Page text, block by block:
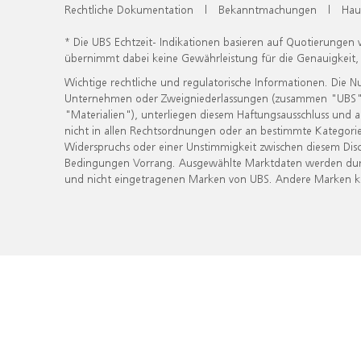
Rechtliche Dokumentation | Bekanntmachungen |
* Die UBS Echtzeit- Indikationen basieren auf
übernimmt dabei keine Gewährleistung für die
Wichtige rechtliche und regulatorische Informationen. Die
Unternehmen oder Zweigniederlassungen (zusammen
"Materialien"), unterliegen diesem Haftungsausschluss
nicht in allen Rechtsordnungen oder an bestimmte
Widerspruchs oder einer Unstimmigkeit zwischen diesem
Bedingungen Vorrang. Ausgewählte Marktdaten werden
und nicht eingetragenen Marken von UBS. Andere Marken